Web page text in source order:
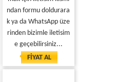
ndan formu doldurara
k ya da WhatsApp üze
rinden bizimle iletisim
e geçebilirsiniz...
FİYAT AL